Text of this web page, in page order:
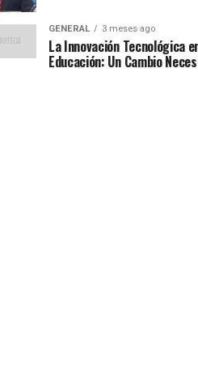
GENERAL 3 meses ago
La Innovación Tecnológica
Educación: Un Cambio